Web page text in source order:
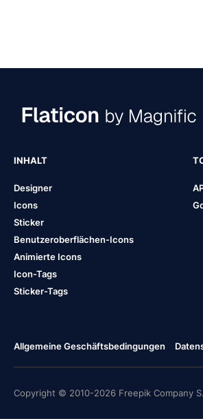
INHALT
Designer
Icons
Sticker
Benutzeroberflächen-Icons
Animierte Icons
Icon-Tags
Sticker-Tags
Allgemeine Geschäftsbedingungen
Copyright © 2010-2026 Freepik Company